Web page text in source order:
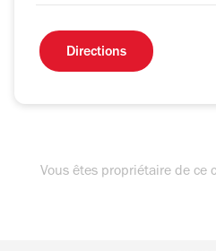
Directions
Vous êtes propriétaire de ce